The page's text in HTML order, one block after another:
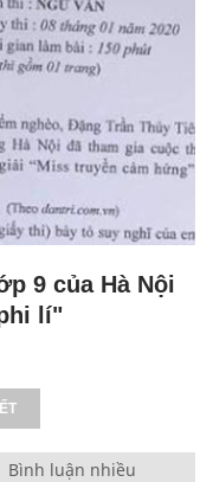
9 của Hà Nội
lí"
Bình luận nhiều